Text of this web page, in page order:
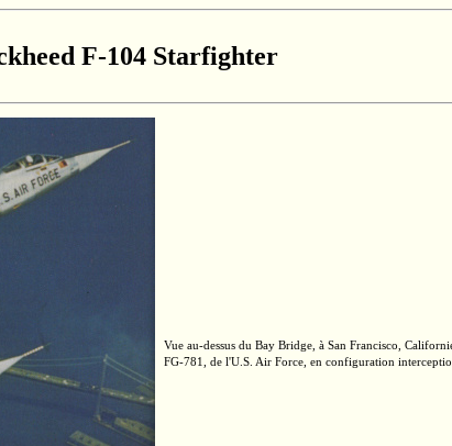
F-104 Starfighter
Vue au-dessus du Bay Bridge, à San Francisco,
FG-781,
de l'U.S. Air Force, en configuration